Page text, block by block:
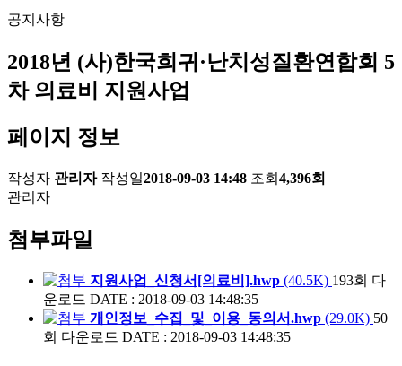
공지사항
2018년 (사)한국희귀·난치성질환연합회 5
차 의료비 지원사업
페이지 정보
작성자 관리자 작성일2018-09-03 14:48 조회 4,396회
관리자
첨부파일
지원사업_신청서[의료비].hwp (40.5K) 193회 다
운로드 DATE : 2018-09-03 14:48:35
개인정보_수집_및_이용_동의서.hwp (29.0K) 50
회 다운로드 DATE : 2018-09-03 14:48:35